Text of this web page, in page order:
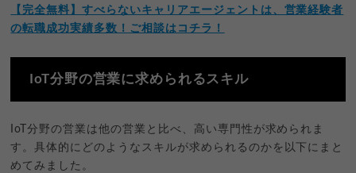
【完全無料】すべらないキャリアエージェントは、営業経験者
の転職成功実績多数！ご相談はコチラ！
IoT分野の営業に求められるスキル
IoT分野の営業は他の営業と比べ、高い専門性が求められま
す。具体的にどのようなスキルが求められるのかを以下にまと
めてみました。